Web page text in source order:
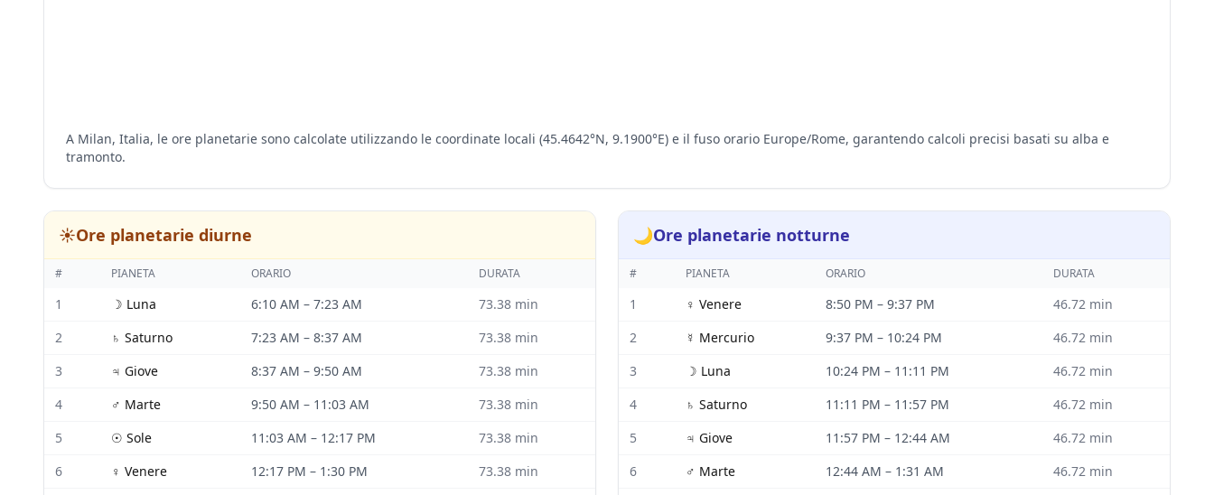
A Milan, Italia, le ore planetarie sono calcolate utilizzando le coordinate locali (45.4642°N, 9.1900°E) e il fuso orario Europe/Rome, garantendo calcoli precisi basati su alba e
tramonto.
☀️Ore planetarie diurne
# PIANETA ORARIO DURATA
1 ☽ Luna 6:10 AM – 7:23 AM 73.38 min
2
♄ Saturno 7:23 AM – 8:37 AM 73.38 min
3
♃ Giove 8:37 AM – 9:50 AM 73.38 min
4
♂ Marte 9:50 AM – 11:03 AM 73.38 min
5
☉ Sole 11:03 AM – 12:17 PM 73.38 min
6
♀ Venere 12:17 PM – 1:30 PM 73.38 min
🌙Ore planetarie notturne
# PIANETA ORARIO DURATA
1 ♀ Venere 8:50 PM – 9:37 PM 46.72 min
2
☿ Mercurio 9:37 PM – 10:24 PM 46.72 min
3
☽ Luna 10:24 PM – 11:11 PM 46.72 min
4
♄ Saturno 11:11 PM – 11:57 PM 46.72 min
5
♃ Giove 11:57 PM – 12:44 AM 46.72 min
6
♂ Marte 12:44 AM – 1:31 AM 46.72 min